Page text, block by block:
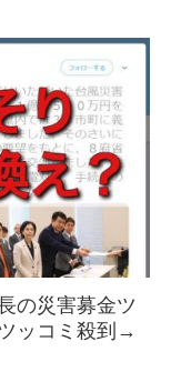
の災害募金ツ
ッコミ殺到→